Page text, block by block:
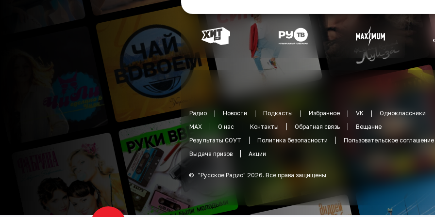
Радио Новости Подкасты Избранное VK
Одноклассники
MAX
О нас Контакты Обратная связь
Вещание
Результаты СОУТ
Политика безопасности
Пользовательское соглашение
Выдача призов
Акции
© "Русское Радио" 2026. Все права защищены